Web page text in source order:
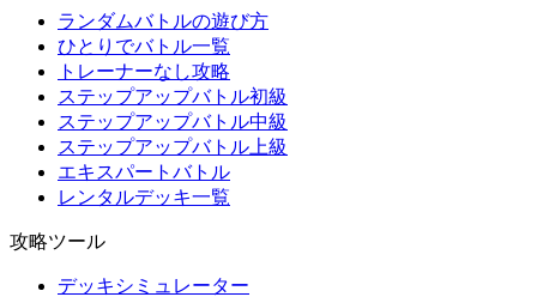
ランダムバトルの遊び方
ひとりでバトル一覧
トレーナーなし攻略
ステップアップバトル初級
ステップアップバトル中級
ステップアップバトル上級
エキスパートバトル
レンタルデッキ一覧
攻略ツール
デッキシミュレーター